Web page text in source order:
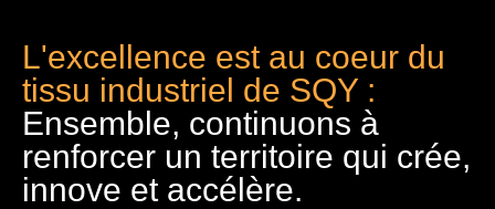
L'excellence est au coeur du
tissu industriel de SQY :
Ensemble, continuons à
renforcer un territoire qui crée,
innove et accélère.